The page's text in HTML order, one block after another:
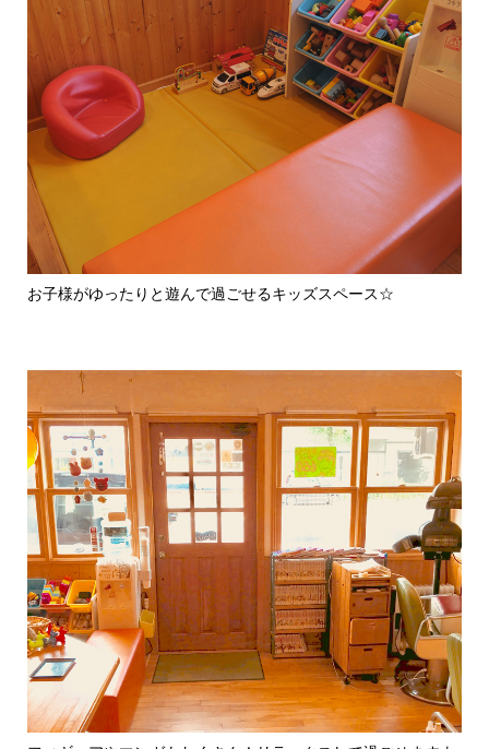
お子様がゆったりと遊んで過ごせるキッズスペース☆